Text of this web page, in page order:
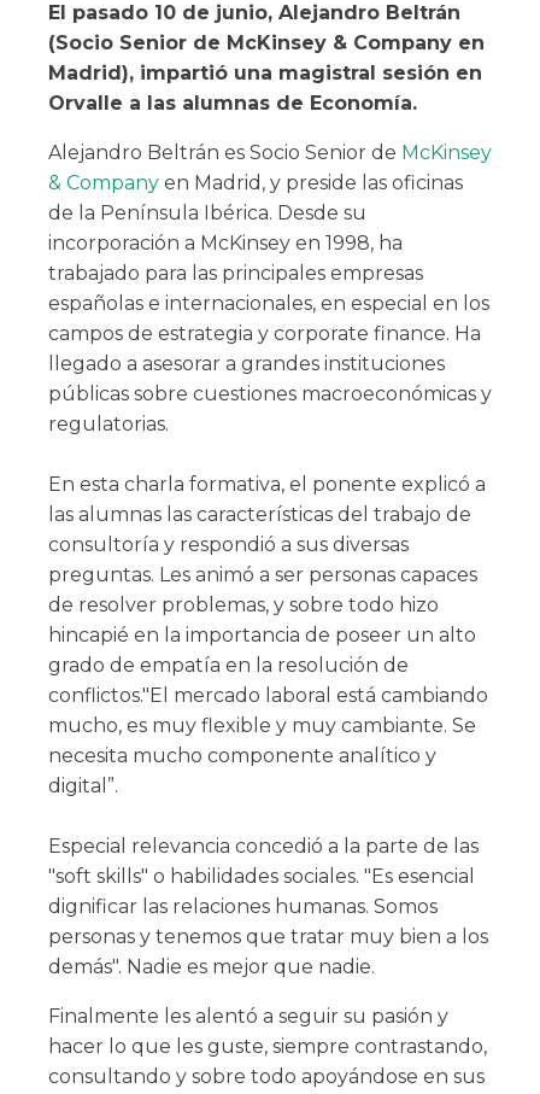
El pasado 10 de junio, Alejandro Beltrán
(Socio Senior de McKinsey & Company en
Madrid), impartió una magistral sesión en
Orvalle a las alumnas de Economía.
Alejandro Beltrán es Socio Senior de McKinsey
& Company en Madrid, y preside las oficinas
de la Península Ibérica. Desde su
incorporación a McKinsey en 1998, ha
trabajado para las principales empresas
españolas e internacionales, en especial en los
campos de estrategia y corporate finance. Ha
llegado a asesorar a grandes instituciones
públicas sobre cuestiones macroeconómicas y
regulatorias.
En esta charla formativa, el ponente explicó a
las alumnas las características del trabajo de
consultoría y respondió a sus diversas
preguntas. Les animó a ser personas capaces
de resolver problemas, y sobre todo hizo
hincapié en la importancia de poseer un alto
grado de empatía en la resolución de
conflictos."El mercado laboral está cambiando
mucho, es muy flexible y muy cambiante. Se
necesita mucho componente analítico y
digital”.
Especial relevancia concedió a la parte de las
"soft skills" o habilidades sociales. "Es esencial
dignificar las relaciones humanas. Somos
personas y tenemos que tratar muy bien a los
demás". Nadie es mejor que nadie.
Finalmente les alentó a seguir su pasión y
hacer lo que les guste, siempre contrastando,
consultando y sobre todo apoyándose en sus